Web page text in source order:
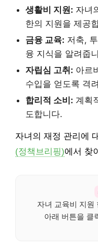
생활비 지원: 자녀
한의 지원을 제공
금융 교육: 저축,
융 지식을 알려줍
자립심 고취: 아르
수입을 얻도록 격
합리적 소비: 계획
도합니다.
자녀의 재정 관리에
(정책브리핑)에서 찾
자녀 교육비 지원
아래 버튼을 클